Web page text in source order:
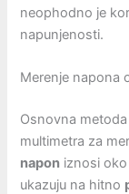
neophodno je
napunjenosti.
Merenje napona
Osnovna
multimetra za
napon iznosi
ukazuju na hitno